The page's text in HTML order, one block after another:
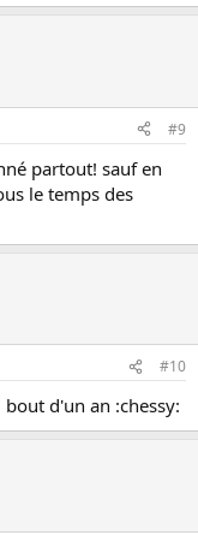
#9
partout! sauf en
le temps des
#10
d'un an :chessy: